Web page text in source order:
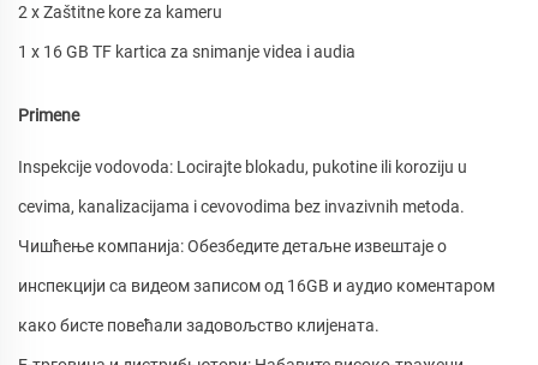
2 x Zaštitne kore za kameru
1 x 16 GB TF kartica za snimanje videa i audia
Primene
Inspekcije vodovoda: Locirajte blokadu, pukotine ili koroziju u
cevima, kanalizacijama i cevovodima bez invazivnih metoda.
Чишћење компанија: Обезбедите детаљне извештаје о
инспекцији са видеом записом од 16GB и аудио коментаром
како бисте повећали задовољство клијената.